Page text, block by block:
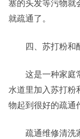
塞的头发等污物就
就疏通了。
四、苏打粉和
这是一种家庭常
水道里加入苏打粉
物起到很好的疏通
疏通维修清洗家